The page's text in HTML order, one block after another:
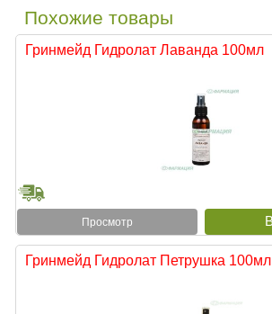
Похожие товары
Гринмейд Гидролат Лаванда 100мл
Просмотр
Гринмейд Гидролат Петрушка 100мл